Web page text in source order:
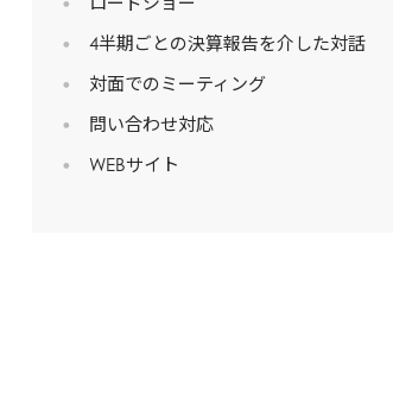
4半期ごとの決算報告を介した対話
対面でのミーティング
問い合わせ対応
WEBサイト